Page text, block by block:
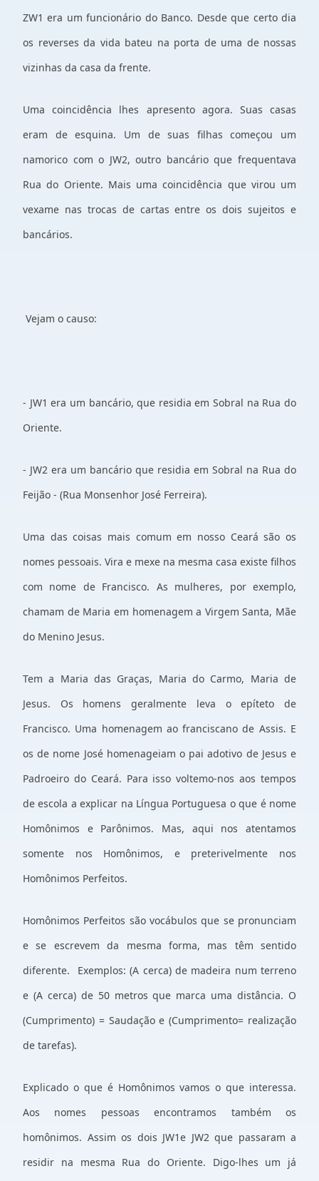
ZW1 era um funcionário do Banco. Desde que certo dia
os reverses da vida bateu na porta de uma de nossas
vizinhas da casa da frente.
Uma coincidência lhes apresento agora. Suas casas
eram de esquina. Um de suas filhas começou um
namorico com o JW2, outro bancário que frequentava
Rua do Oriente. Mais uma coincidência que virou um
vexame nas trocas de cartas entre os dois sujeitos e
bancários.
Vejam o causo:
- JW1 era um bancário, que residia em Sobral na Rua do
Oriente.
- JW2 era um bancário que residia em Sobral na Rua do
Feijão - (Rua Monsenhor José Ferreira).
Uma das coisas mais comum em nosso Ceará são os
nomes pessoais. Vira e mexe na mesma casa existe filhos
com nome de Francisco. As mulheres, por exemplo,
chamam de Maria em homenagem a Virgem Santa, Mãe
do Menino Jesus.
Tem a Maria das Graças, Maria do Carmo, Maria de
Jesus. Os homens geralmente leva o epíteto de
Francisco. Uma homenagem ao franciscano de Assis. E
os de nome José homenageiam o pai adotivo de Jesus e
Padroeiro do Ceará. Para isso voltemo-nos aos tempos
de escola a explicar na Língua Portuguesa o que é nome
Homônimos e Parônimos. Mas, aqui nos atentamos
somente nos Homônimos, e preterivelmente nos
Homônimos Perfeitos.
Homônimos Perfeitos são vocábulos que se pronunciam
e se escrevem da mesma forma, mas têm sentido
diferente. Exemplos: (A cerca) de madeira num terreno
e (A cerca) de 50 metros que marca uma distância. O
(Cumprimento) = Saudação e (Cumprimento= realização
de tarefas).
Explicado o que é Homônimos vamos o que interessa.
Aos nomes pessoas encontramos também os
homônimos. Assim os dois JW1e JW2 que passaram a
residir na mesma Rua do Oriente. Digo-lhes um já